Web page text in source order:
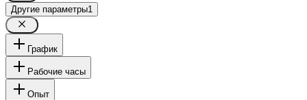
Другие параметры1
График
Рабочие часы
Опыт